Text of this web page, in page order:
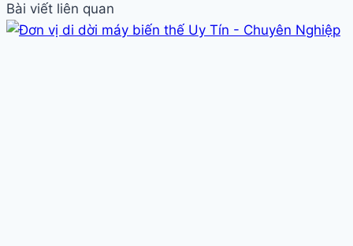
Bài viết liên quan